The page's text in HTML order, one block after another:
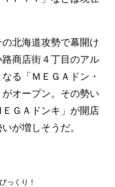
北海道攻勢で幕開け
商店街４丁目のアル
る「ＭＥＧＡドン・
オープン。その勢い
ＧＡドンキ」が開店
が増しそうだ。
びっくり！